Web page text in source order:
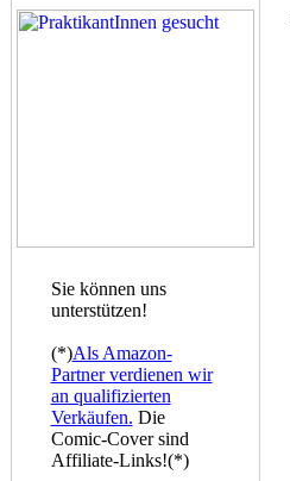
Sie können uns
unterstützen!
(*)Als Amazon-
Partner verdienen wir
an qualifizierten
Verkäufen. Die
Comic-Cover sind
Affiliate-Links!(*)